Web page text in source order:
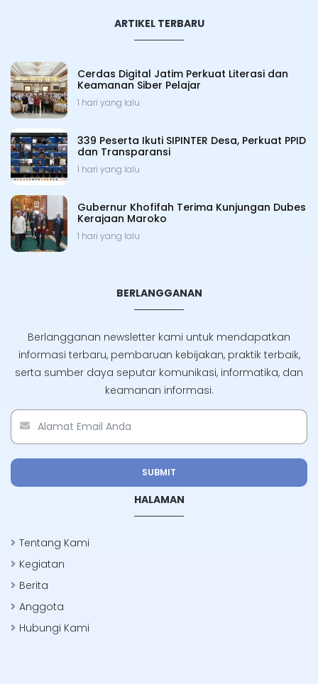
ARTIKEL TERBARU
Cerdas Digital Jatim Perkuat Literasi dan
Keamanan Siber Pelajar
1 hari yang lalu
339 Peserta Ikuti SIPINTER Desa, Perkuat PPID
dan Transparansi
1 hari yang lalu
Gubernur Khofifah Terima Kunjungan Dubes
Kerajaan Maroko
1 hari yang lalu
BERLANGGANAN
Berlangganan newsletter kami untuk mendapatkan
informasi terbaru, pembaruan kebijakan, praktik terbaik,
serta sumber daya seputar komunikasi, informatika, dan
keamanan informasi.
SUBMIT
HALAMAN
Tentang Kami
Kegiatan
Berita
Anggota
Hubungi Kami